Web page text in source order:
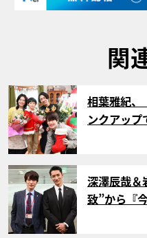
関
サムネイル
相葉雅紀、
ンクアッ
サムネイル
深澤辰哉＆
致”から『